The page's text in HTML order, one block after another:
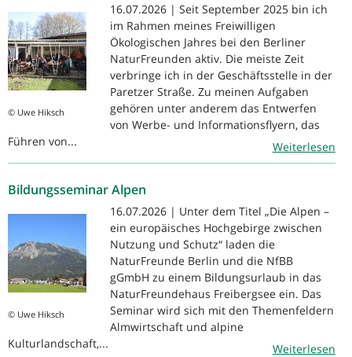
© Uwe Hiksch
16.07.2026 | Seit September 2025 bin ich
im Rahmen meines Freiwilligen
Ökologischen Jahres bei den Berliner
NaturFreunden aktiv. Die meiste Zeit
verbringe ich in der Geschäftsstelle in der
Paretzer Straße. Zu meinen Aufgaben
gehören unter anderem das Entwerfen
von Werbe- und Informationsflyern, das
Führen von...
Weiterlesen
Bildungsseminar Alpen
© Uwe Hiksch
16.07.2026 | Unter dem Titel „Die Alpen –
ein europäisches Hochgebirge zwischen
Nutzung und Schutz“ laden die
NaturFreunde Berlin und die NfBB
gGmbH zu einem Bildungsurlaub in das
NaturFreundehaus Freibergsee ein. Das
Seminar wird sich mit den Themenfeldern
Almwirtschaft und alpine
Kulturlandschaft,...
Weiterlesen